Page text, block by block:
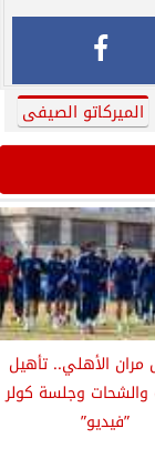
الميركاتو الصيفى
مران الأهلي.. تأهيل
والشحات وجلسة كولر
”فيديو”